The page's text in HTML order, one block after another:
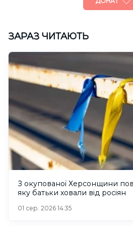
ЗАРАЗ ЧИТАЮТЬ
З окупованої Херсонщини
яку батьки ховали від росіян
01 сер. 2026 14:35